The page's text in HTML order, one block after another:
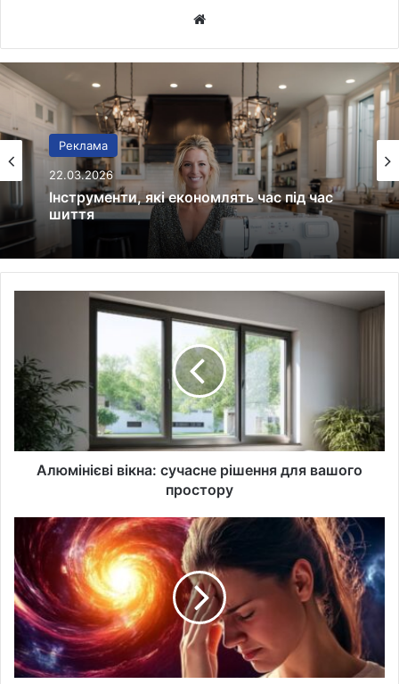
Реклама
20.03.2026
Протипожежна безпека без
формальностей: як зібрати працюючу
систему на об’єкті
рішення
для
вашого
простору
Алюмінієві вікна: сучасне рішення для вашого
простору
Магнітні
бурі
сьогодні
10
липня
2025:
важливих
фактів,